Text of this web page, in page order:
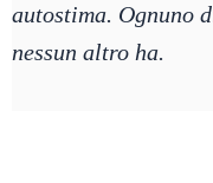
autostima. Ognuno
nessun altro ha.